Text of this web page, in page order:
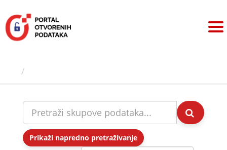
sadržaj
Prikaži napredno pretraživanje